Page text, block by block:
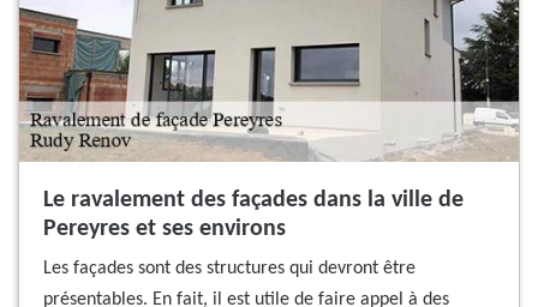
Le ravalement des façades dans la ville de
Pereyres et ses environs
Les façades sont des structures qui devront être
présentables. En fait, il est utile de faire appel à des